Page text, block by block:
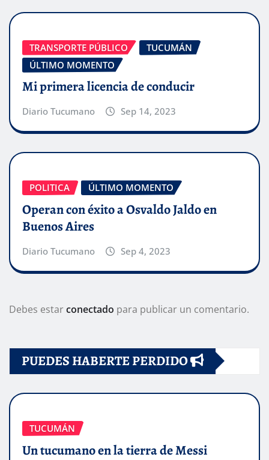
TRANSPORTE PÚBLICO
TUCUMÁN
ÚLTIMO MOMENTO
Mi primera licencia de conducir
Diario Tucumano Sep 14, 2023
POLITICA ÚLTIMO MOMENTO
Operan con éxito a Osvaldo Jaldo en
Buenos Aires
Diario Tucumano Sep 4, 2023
Debes estarconectado para publicar un comentario.
PUEDES HABERTE PERDIDO
TUCUMÁN
Un tucumano en la tierra de Messi